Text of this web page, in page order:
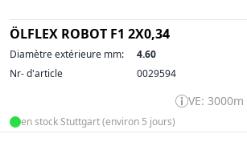
ÖLFLEX ROBOT F1 2X0,34
Diamètre extérieure mm:
4.60
Nr- d'article
0029594
VE:
en stock Stuttgart (environ 5 jours)